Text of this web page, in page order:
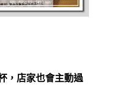
，店家也會主動過